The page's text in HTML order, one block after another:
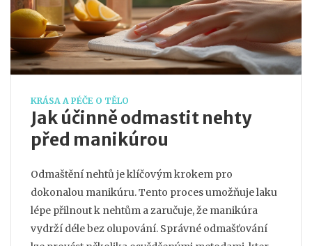
KRÁSA A PÉČE O TĚLO
Jak účinně odmastit nehty
před manikúrou
Odmaštění nehtů je klíčovým krokem pro
dokonalou manikúru. Tento proces umožňuje laku
lépe přilnout k nehtům a zaručuje, že manikúra
vydrží déle bez olupování. Správné odmašťování